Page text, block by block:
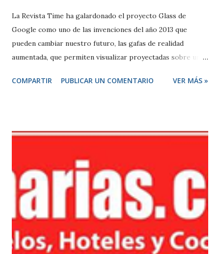
La Revista Time ha galardonado el proyecto Glass de
Google como uno de las invenciones del año 2013 que
pueden cambiar nuestro futuro, las gafas de realidad
aumentada, que permiten visualizar proyectadas sobre una
ordenador, nos hacen participar de una experiencia única,
google/ Casi medio año después de su espectacular
remesa de sus dispositivos de realidad aumentada Google
Glass a los desarrolladores de software. Desarrolladores
que tendrán que pagar $1.500 por el privilegio de recibir
una de las primeras versiones prototipo de estas gafas
digitales, cuya venta al público se espera para el año 2014 .
La realidad aumentada de Google Glass es básicamente una
mezcla de tres procesos tecnológicos: localización (GPS,
COMPARTIR PUBLICAR UN COMENTARIO VER MÁS »